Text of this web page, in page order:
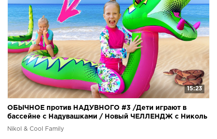
15:23
ОБЫЧНОЕ против НАДУВНОГО #3 /Дети играют в
бассейне с Надувашками / Новый ЧЕЛЛЕНДЖ с Николь
Крейзи
Nikol & Cool Family